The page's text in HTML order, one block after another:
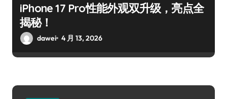
iPhone 17 Pro性能外观双升级，亮点全
揭秘！
dawei 4 月 13, 2026